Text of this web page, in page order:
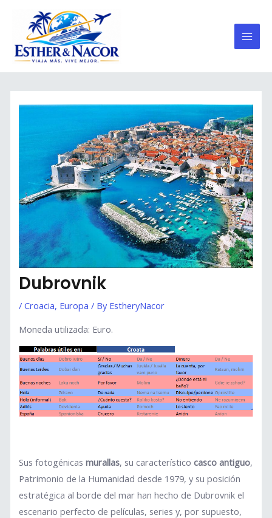
Dubrovnik
/Croacia, Europa / By EstheryNacor
Moneda utilizada: Euro.
Sus fotogénicasmurallas, su característicocasco antiguo,
Patrimonio de la Humanidad desde 1979, y su posición
estratégica al borde del mar han hecho de Dubrovnik el
escenario perfecto de películas, series y, por supuesto,